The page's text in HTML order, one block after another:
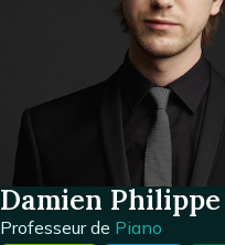
Damien Philippe
Professeur de Piano